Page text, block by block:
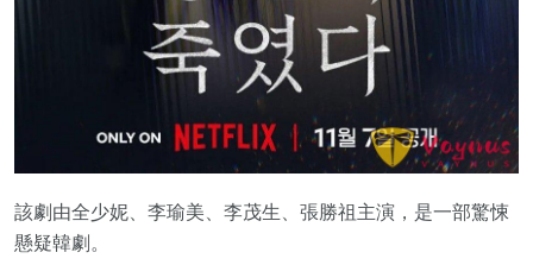
該劇由全少妮、李瑜美、李茂生、張勝祖主演，是一部驚悚
懸疑韓劇。